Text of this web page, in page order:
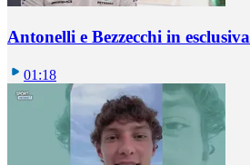
Antonelli e Bezzecchi in esclusiva
01:18